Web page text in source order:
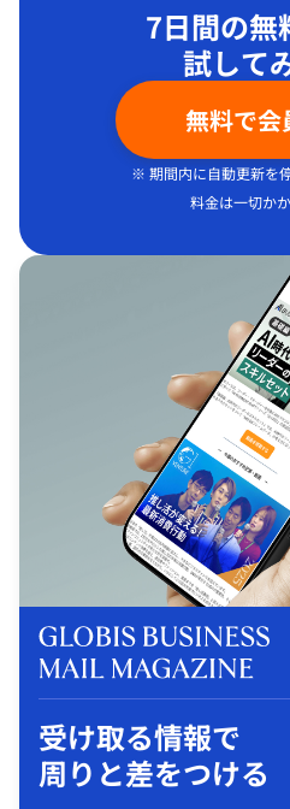
7日間の無
試して
無料で会
※ 期間内に自動更新を
料金は一切か
受け取る情報で
周りと差をつける